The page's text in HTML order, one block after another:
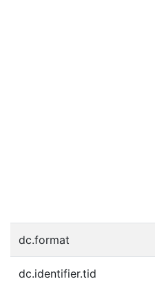
dc.format
dc.identifier.tid